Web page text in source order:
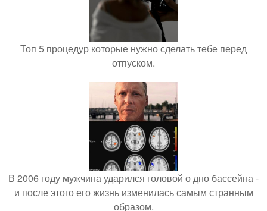
Топ 5 процедур которые нужно сделать тебе перед
отпуском.
В 2006 году мужчина ударился головой о дно бассейна -
и после этого его жизнь изменилась самым странным
образом.